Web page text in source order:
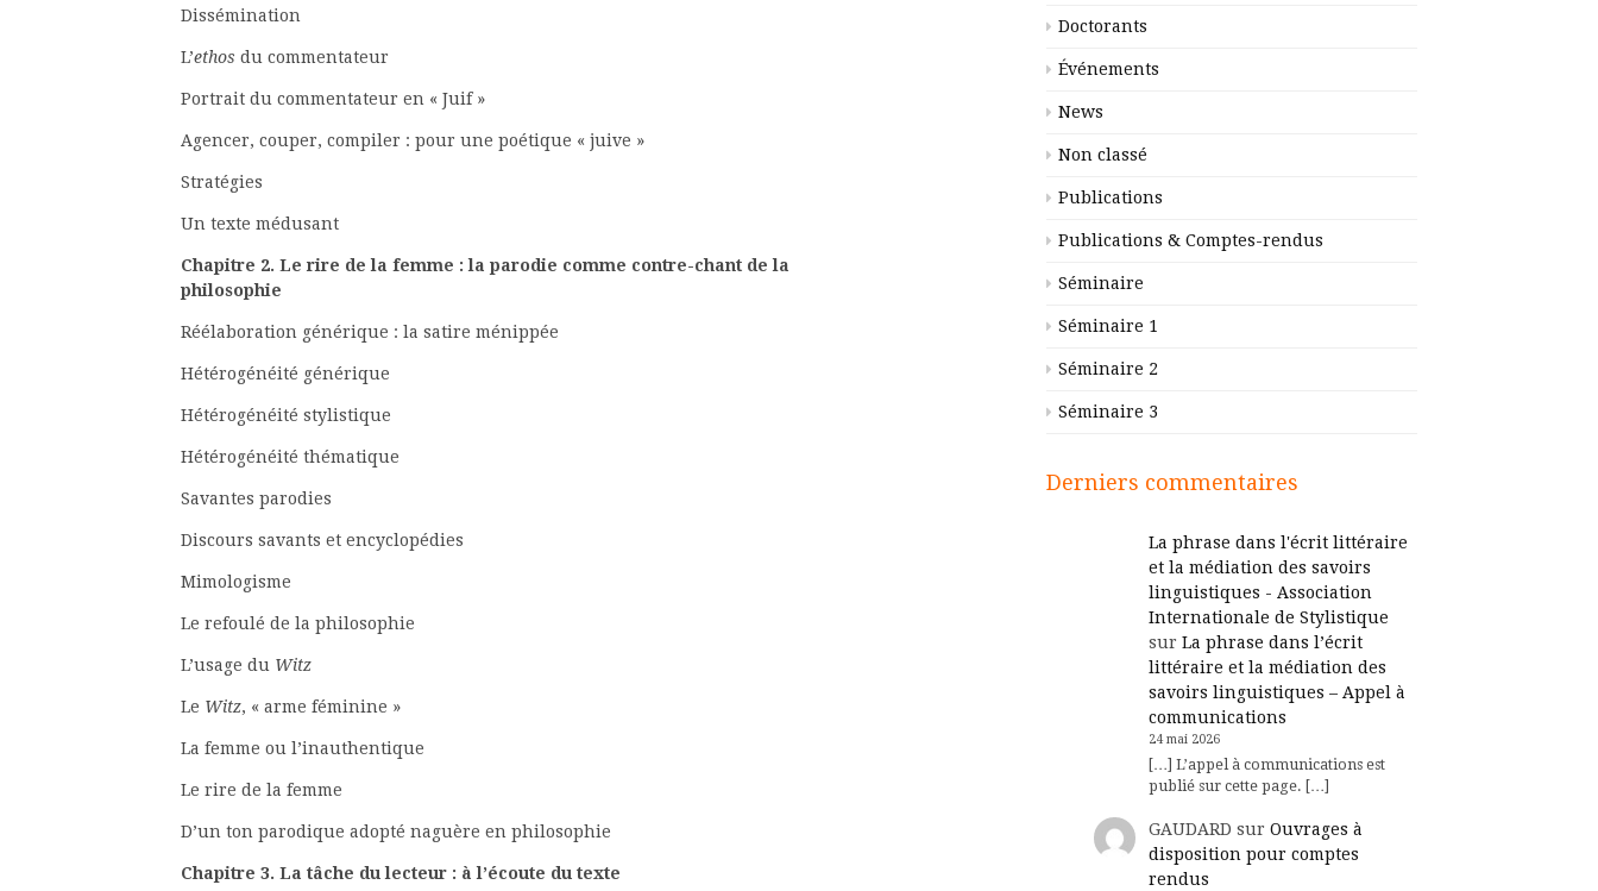
Dissémination
L’ethos du commentateur
Portrait du commentateur en « Juif »
Agencer, couper, compiler : pour une poétique « juive »
Stratégies
Un texte médusant
Chapitre 2. Le rire de la femme : la parodie comme contre-chant de la
philosophie
Réélaboration générique : la satire ménippée
Hétérogénéité générique
Hétérogénéité stylistique
Hétérogénéité thématique
Savantes parodies
Discours savants et encyclopédies
Mimologisme
Le refoulé de la philosophie
L’usage du Witz
Le Witz, « arme féminine »
La femme ou l’inauthentique
Le rire de la femme
D’un ton parodique adopté naguère en philosophie
Chapitre 3. La tâche du lecteur : à l’écoute du texte
Doctorants
Événements
News
Non classé
Publications
Publications & Comptes-rendus
Séminaire
Séminaire 1
Séminaire 2
Séminaire 3
Derniers commentaires
La phrase dans l'écrit littéraire
et la médiation des savoirs
linguistiques - Association
Internationale de Stylistique
sur La phrase dans l’écrit
littéraire et la médiation des
savoirs linguistiques – Appel à
communications
24 mai 2026
[…] L’appel à communications est
publié sur cette page. […]
GAUDARD sur Ouvrages à
disposition pour comptes
rendus